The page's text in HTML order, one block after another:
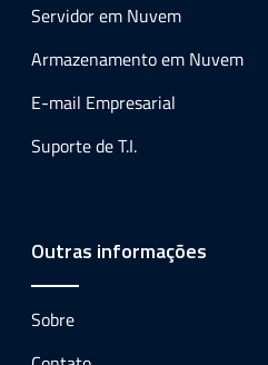
Servidor em Nuvem
Armazenamento em Nuvem
E-mail Empresarial
Suporte de T.I.
Outras informações
Sobre